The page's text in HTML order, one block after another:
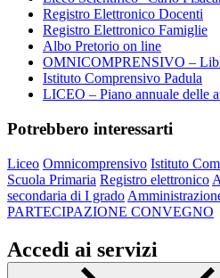
Registro Elettronico Docenti
Registro Elettronico Famiglie
Albo Pretorio on line
OMNICOMPRENSIVO –
Istituto Comprensivo Padula
LICEO – Piano annuale delle
Potrebbero interessarti
Liceo Omnicomprensivo Istituto
Scuola Primaria Registro elettronico
secondaria di I grado
PARTECIPAZIONE CONVEGNO
Accedi ai servizi